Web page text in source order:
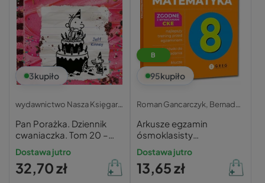
3kupiło
wydawnictwo Nasza Księgarnia
Pan Porażka. Dziennik
cwaniaczka. Tom 20 –
Jeff Kinney
Dostawa jutro
32,70 zł
B
95kupiło
Roman Gancarczyk, Bernadetta Połomska,
Arkusze egzamin
ósmoklasisty
matematyka 2026 –
GREG
Dostawa jutro
13,65 zł